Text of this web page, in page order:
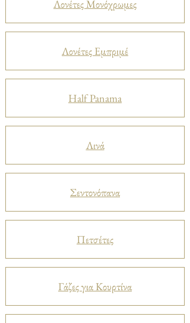
Λονέτες Μονόχρωμες
Λονέτες Εμπριμέ
Half Panama
Λινά
Σεντονόπανα
Πετσέτες
Γάζες για Κουρτίνα